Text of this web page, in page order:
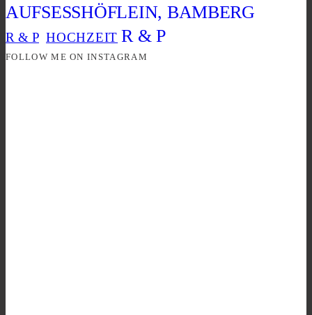
AUFSESSHÖFLEIN, BAMBERG
R & P HOCHZEIT R & P
FOLLOW ME ON INSTAGRAM